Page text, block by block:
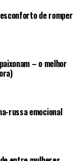
de romper
– o melhor
russa emocional